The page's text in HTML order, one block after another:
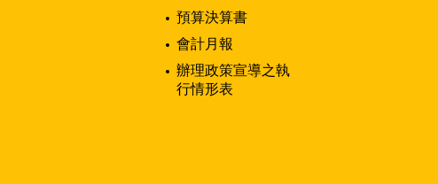
預算決算書
會計月報
辦理政策宣導之執
行情形表